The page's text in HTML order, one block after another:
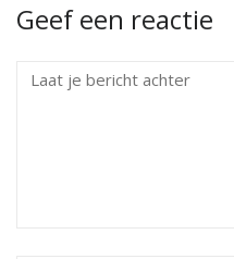
Geef een reactie